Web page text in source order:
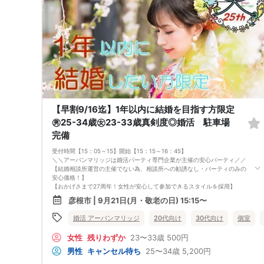
にレインボーファクトリーのメールアドレスが記載されています。）
・本人様確認について
受付にて公的な本人確認書類（免許証、保険証など）をご提示いただきま
すので、ご予約時は必ず本名をご入力ください。
・遅刻について
遅刻は他の参加者様のご迷惑となるため、厳禁です。お時間に余裕を持っ
てお越しください。
・中止判断タイミング・中止連絡
最少催行人数に満たない場合など、ご予約状況により、開催を中止する場
合がございます。その場合、開催時刻の最大90分前までにご連絡いたしま
す。※ただし、90分前を切って急なご予約のキャンセルや天災等が発生し
た場合はこの限りではありません。開催中止となった場合のご連絡は、ご
登録のメールアドレスへお送りいたします。
・男女比について
男女差が2名以内程度になるよう人数調整を行っておりますが、ご予約の
キャンセル等によりバランスが崩れる場合がございます。バランスが崩れ
・人数について
最少催行人数：ご予約人数4名以上
最大催行人数：ご予約人数18名程度
・飲食について
当イベントにおいて飲食の提供はございません。
・保証制度について
直前のキャンセル等により上記の最少催行人数を下回った場合、参加費を
全額返金し、無償での開催を行います。
【早割9/16迄】1年以内に結婚を目指す方限定
㊚25-34歳㊛23-33歳真剣度◎婚活 駐車場
完備
受付時間【15：05～15】開始【15：15～16：45】
＼＼アーバンマリッジは婚活パーティ専門企業が主催の安心パーティ／／
【結婚相談所運営の主催でない為、相談所への勧誘なし・パーティのみの
安心価格！】
【おかげさまで27周年！女性が安心して参加できるスタイルを採用】
・フリータイムなし・人前での告白なし
・女性の移動なし
・女性先退出の出待ちNG対応
・連絡先交換自由・交換強要NG 等
◆◇第一印象はシステム分析で明瞭なカップル指名サポート※オリジナ
ル 天使のカード発行
◆◇ドレスコードなし！カジュアルスタイルでＯＫ！
彦根市 | 9月21日(月・敬老の日) 15:15〜
婚活 アーバンマリッジ 20代向け 30代向け 個室
女性 残りわずか 23〜33歳 500円
男性 キャンセル待ち 25〜34歳 5,200円